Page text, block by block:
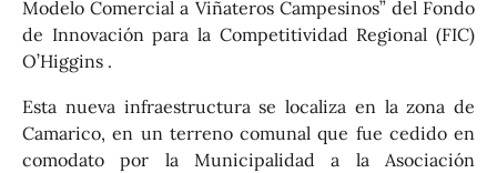
Modelo Comercial a Viñateros Campesinos” del Fondo
de Innovación para la Competitividad Regional (FIC)
O’Higgins .
Esta nueva infraestructura se localiza en la zona de
Camarico, en un terreno comunal que fue cedido en
comodato por la Municipalidad a la Asociación